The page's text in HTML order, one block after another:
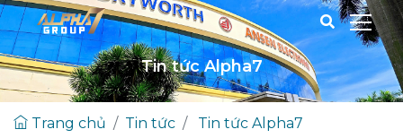
Tin tức Alpha7
Trang chủ Tin tức Tin tức Alpha7